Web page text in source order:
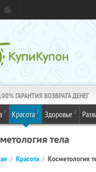
ГАРАНТИЯ ВОЗВРАТА ДЕНЕГ
7 Красота 2 Здоровье 2
тела
Красота Косметология